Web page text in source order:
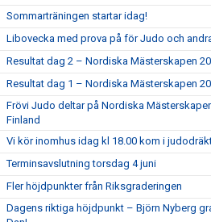
Sommarträningen startar idag!
Libovecka med prova på för Judo och
Resultat dag 2 – Nordiska Mästerskapen
Resultat dag 1 – Nordiska Mästerskapen
Frövi Judo deltar på Nordiska
Finland
Vi kör inomhus idag kl 18.00 kom i
Terminsavslutning torsdag 4 juni
Fler höjdpunkter från Riksgraderingen
Dagens riktiga höjdpunkt – Björn Nyberg